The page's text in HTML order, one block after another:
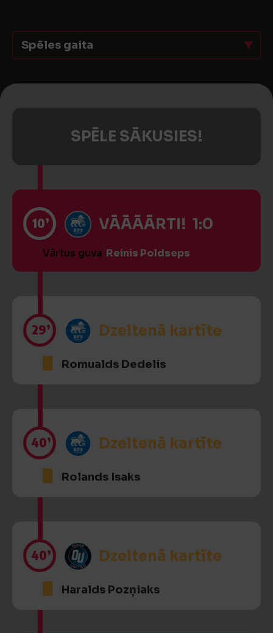
Spēles gaita
SPĒLE SĀKUSIES!
10’ VĀĀĀĀRTI! 1:0
Vārtus guva Reinis Poldseps
29’ Dzeltenā kartīte
Romualds Dedelis
40’ Dzeltenā kartīte
Rolands Isaks
40’ Dzeltenā kartīte
Haralds Pozņiaks